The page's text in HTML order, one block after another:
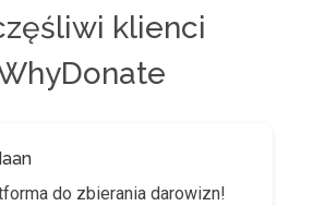
klienci
do zbierania darowizn!
Używamy go szeroko w